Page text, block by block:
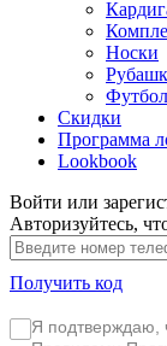
Носки
Скидки
Программа
Lookbook
Войти или
Авторизуйтесь,
Получить код
Я подтверждаю,